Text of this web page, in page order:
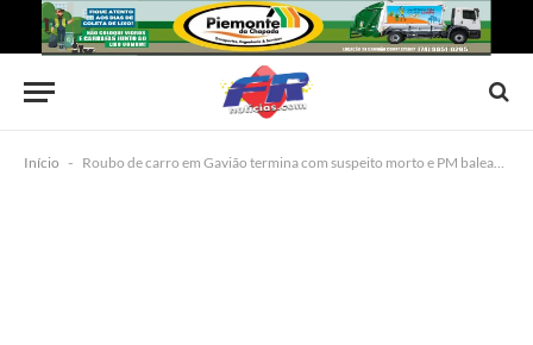
Início - Roubo de carro em Gavião termina com suspeito morto e PM baleado